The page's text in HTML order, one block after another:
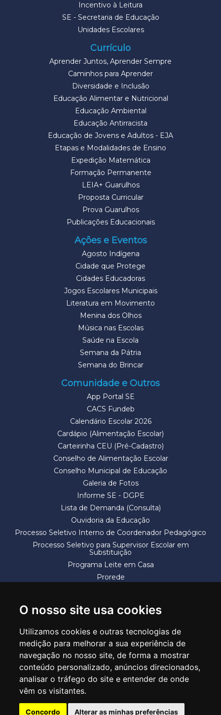
O nosso site usa cookies
Utilizamos cookies e outras tecnologias de
medição para melhorar a sua experiência de
navegação no nosso site, de forma a mostrar
conteúdo personalizado, anúncios direcionados,
analisar o tráfego do site e entender de onde
vêm os visitantes.
Concordo Alterar as minhas preferências
Incentivo à Leitura
SE - Secretaria de Educação
Unidades Escolares
Currículo
Aprender Juntos, Aprender Sempre
Caminhos para Aprender
Diversidade e Inclusão
Educação Alimentar e Nutricional
Educação Ambiental
Educação Antirracista
Educação de Jovens e Adultos - EJA
Etapas e Modalidades de Ensino
Expedição Matemática
Formação Permanente
LEIA+ Guarulhos
Proposta Curricular
Prova Guarulhos
Publicações Educacionais
Ações e Eventos
Agosto Indígena
Cidade que Protege
Cidades Educadoras
Jogos Escolares Municipais
Literatura em Movimento
Menina dos Olhos
Música nas Escolas
Saúde na Escola
Semana da Pátria
Semana do Brincar
Comunidade e Outros
App Portal SE
CACS Fundeb
Calendário Escolar 2026
Cardápio (Alimentação Escolar)
Carteirinha CEU (Pré-Cadastro)
Conselho de Alimentação Escolar
Conselho Municipal de Educação
Galeria de Fotos
Informe SE - DGPE
Lista de Demanda (Consulta)
Ouvidoria da Educação
Processo Seletivo Interno de Coordenador Pedagógico
Processo Seletivo para Supervisor Escolar em
Substituição
Programa Leite em Casa
Prorede
SECRETARIA DE EDUCAÇÃO
Rua Claudino Barbosa, 313 - Macedo - Guarulhos/SP CEP 07113-040
Central de Atendimento: *55 11 2475-7300